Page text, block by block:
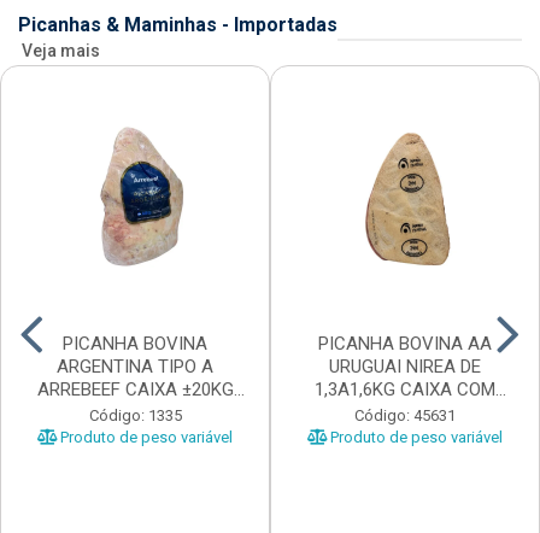
Picanhas & Maminhas - Importadas
Veja mais
PICANHA BOVINA
ARGENTINA TIPO A
ARREBEEF CAIXA ±20KG
PEÇAS 1...
Código: 1335
Produto de peso variável
PICANHA BOVINA AA
URUGUAI NIREA DE
1,3A1,6KG CAIXA COM
±15KG
Código: 45631
Produto de peso variável